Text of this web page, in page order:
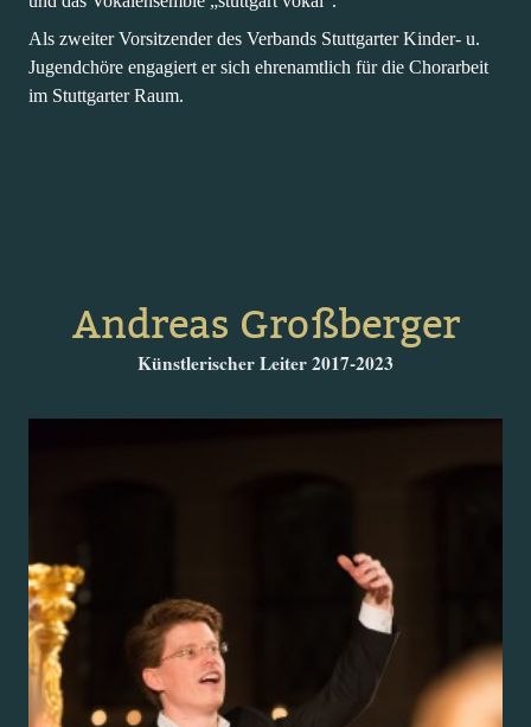
Als zweiter Vorsitzender des Verbands Stuttgarter Kinder- u.
Jugendchöre engagiert er sich ehrenamtlich für die Chorarbeit
im Stuttgarter Raum.
Andreas Großberger
Künstlerischer Leiter 2017-2023